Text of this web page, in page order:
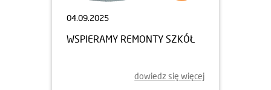
04.09.2025
WSPIERAMY REMONTY SZKÓŁ
dowiedz się więcej